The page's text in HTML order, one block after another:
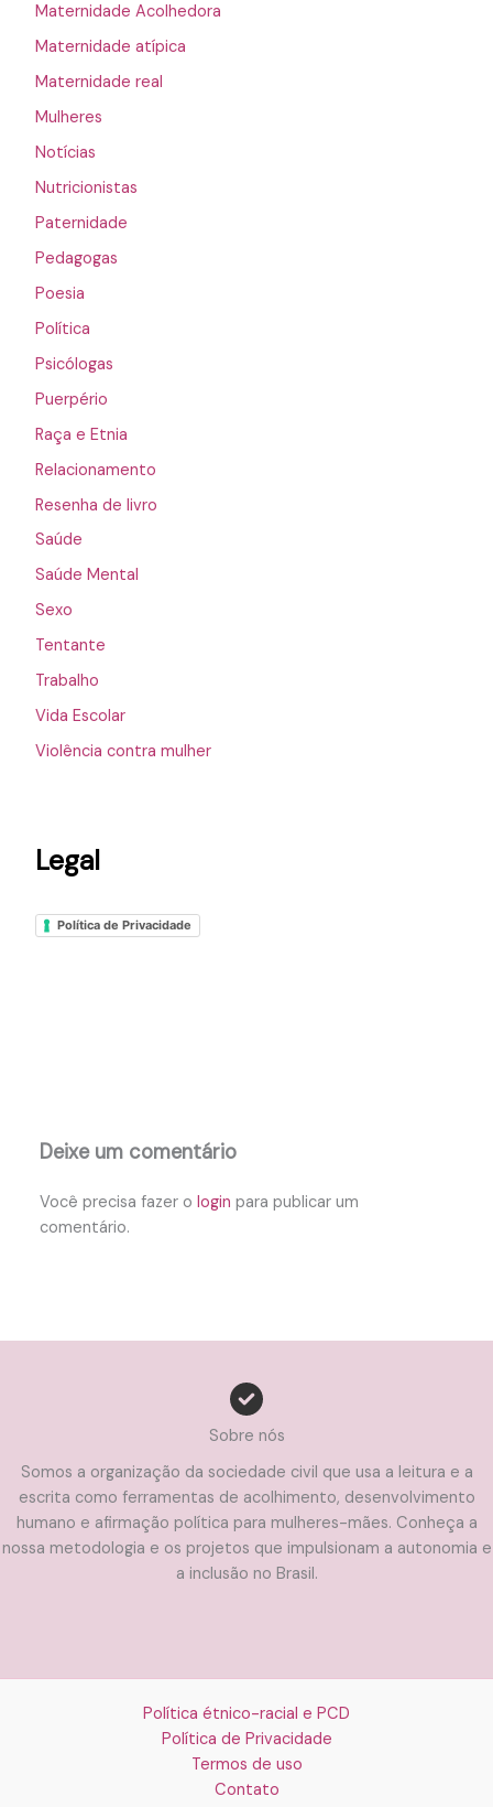
Maternidade Acolhedora
Maternidade atípica
Maternidade real
Mulheres
Notícias
Nutricionistas
Paternidade
Pedagogas
Poesia
Política
Psicólogas
Puerpério
Raça e Etnia
Relacionamento
Resenha de livro
Saúde
Saúde Mental
Sexo
Tentante
Trabalho
Vida Escolar
Violência contra mulher
Legal
Política de Privacidade
Deixe um comentário
Você precisa fazer ologin para publicar um
comentário.
Sobre nós
Somos a organização da sociedade civil que usa a leitura e a
escrita como ferramentas de acolhimento, desenvolvimento
humano e afirmação política para mulheres-mães. Conheça a
nossa metodologia e os projetos que impulsionam a autonomia e
a inclusão no Brasil.
Política étnico-racial e PCD
Política de Privacidade
Termos de uso
Contato